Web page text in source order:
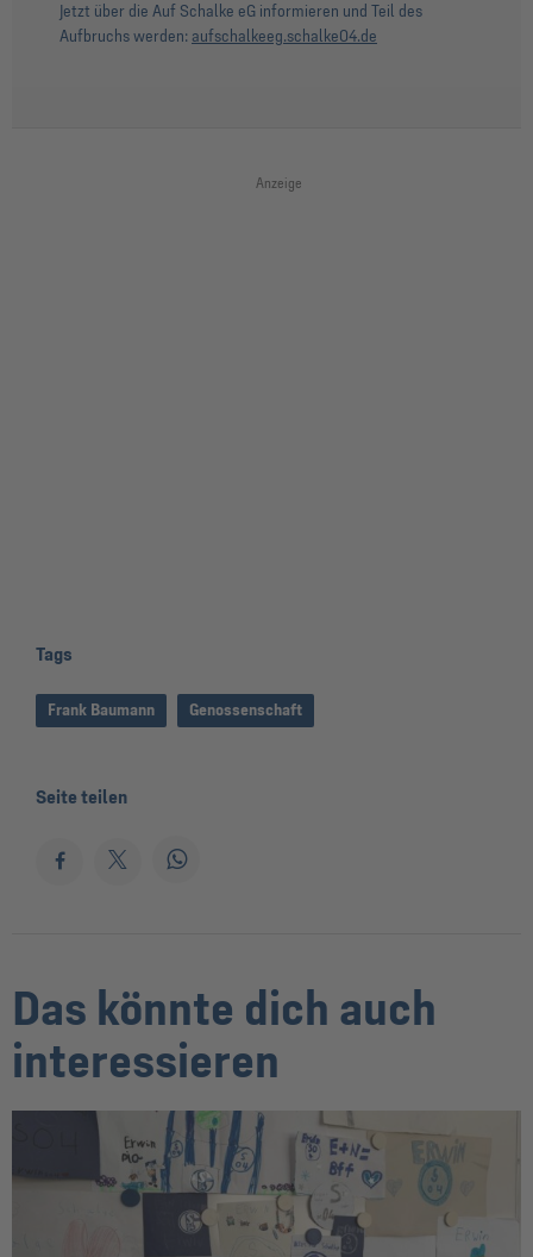
Jetzt über die Auf Schalke eG informieren und Teil des
Aufbruchs werden: aufschalkeeg.schalke04.de
Anzeige
Tags
Frank Baumann Genossenschaft
Seite teilen
Das könnte dich auch
interessieren